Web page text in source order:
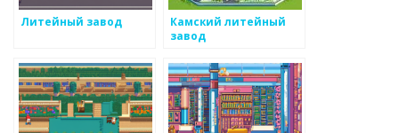
Литейный завод
Камский литейный
завод